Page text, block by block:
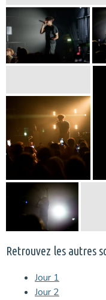
Retrouvez les autres
Jour 1
Jour 2